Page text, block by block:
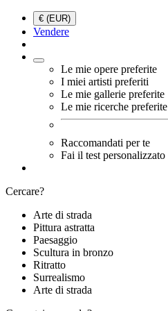
€ (EUR)
Vendere
Le mie opere preferite
I miei artisti preferiti
Le mie gallerie preferite
Le mie ricerche preferite
Raccomandati per te
Fai il test personalizzato
Cercare?
Arte di strada
Pittura astratta
Paesaggio
Scultura in bronzo
Ritratto
Surrealismo
Arte di strada